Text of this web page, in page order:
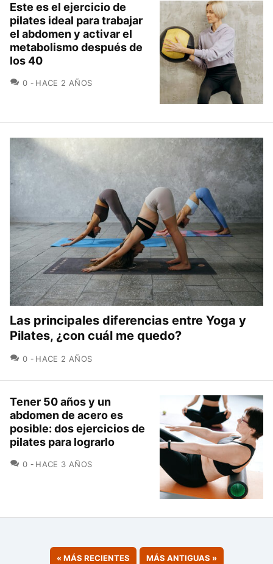
Este es el ejercicio de
pilates ideal para trabajar
el abdomen y activar el
metabolismo después de
los 40
0 COMENTARIOS
HACE 2 AÑOS
Las principales diferencias entre Yoga y
Pilates, ¿con cuál me quedo?
0 COMENTARIOS
HACE 2 AÑOS
Tener 50 años y un
abdomen de acero es
posible: dos ejercicios de
pilates para lograrlo
0 COMENTARIOS
HACE 3 AÑOS
«MÁS RECIENTES MÁS ANTIGUAS »